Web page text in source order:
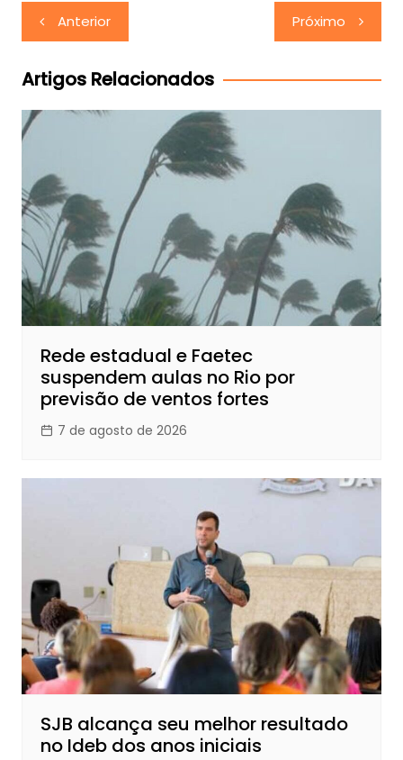
Navegação
de
Post
Anterior Próximo
Artigos Relacionados
Rede estadual e Faetec
suspendem aulas no Rio por
previsão de ventos fortes
7 de agosto de 2026
SJB alcança seu melhor resultado
no Ideb dos anos iniciais